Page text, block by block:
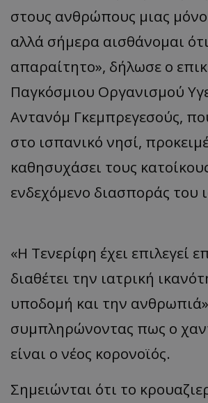
στους ανθρώπους μιας
αλλά σήμερα αισθάνομαι
απαραίτητο», δήλωσε ο
Παγκόσμιου Οργανισμού
Αντανόμ Γκεμπρεγεσούς,
στο ισπανικό νησί,
καθησυχάσει τους
ενδεχόμενο διασποράς του
«Η Τενερίφη έχει επιλεγεί
διαθέτει την ιατρική
υποδομή και την
συμπληρώνοντας πως ο
είναι ο νέος κορονοϊός.
Σημειώνται ότι το